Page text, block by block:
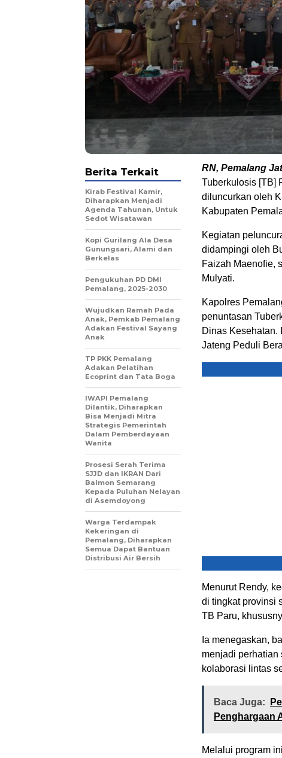
RN, Pemalang
Tuberkulosis [TB]
diluncurkan oleh
Kabupaten
Kegiatan
didampingi oleh
Faizah Maenofie,
Mulyati.
Kapolres
penuntasan
Dinas Kesehatan.
Jateng Peduli
Menurut Rendy,
di tingkat provinsi
TB Paru,
Ia menegaskan,
menjadi perhatian
kolaborasi lintas
Baca Juga:
Penghargaan
Melalui program
Berita Terkait
Kirab Festival Kamir,
Diharapkan Menjadi
Agenda Tahunan, Untuk
Sedot Wisatawan
Kopi Gurilang Ala Desa
Gunungsari, Alami dan
Berkelas
Pengukuhan PD DMI
Pemalang, 2025-2030
Wujudkan Ramah Pada
Anak, Pemkab Pemalang
Adakan Festival Sayang
Anak
TP PKK Pemalang
Adakan Pelatihan
Ecoprint dan Tata Boga
IWAPI Pemalang
Dilantik, Diharapkan
Bisa Menjadi Mitra
Strategis Pemerintah
Dalam Pemberdayaan
Wanita
Prosesi Serah Terima
SJJD dan IKRAN Dari
Balmon Semarang
Kepada Puluhan Nelayan
di Asemdoyong
Warga Terdampak
Kekeringan di
Pemalang, Diharapkan
Semua Dapat Bantuan
Distribusi Air Bersih